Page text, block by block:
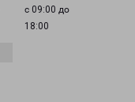
с 09:00 до
18:00